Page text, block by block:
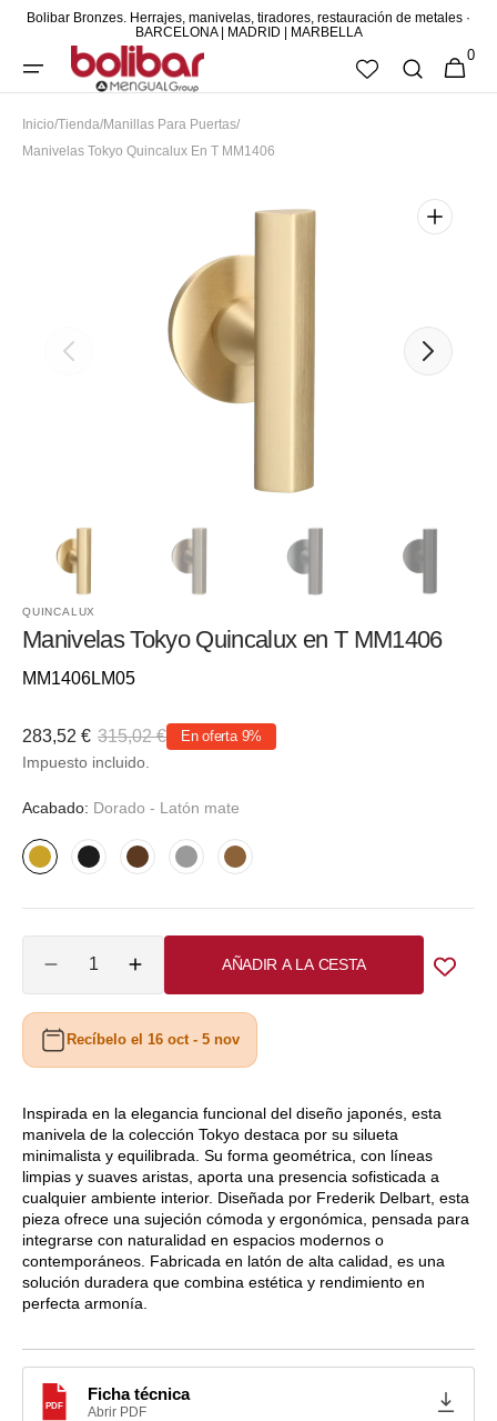
CONTENIDO
Bolibar Bronzes. Herrajes, manivelas, tiradores, restauración de metales ·
BARCELONA | MADRID | MARBELLA
CESTA
0
Inicio/Tienda/Manillas Para Puertas/
Manivelas Tokyo Quincalux En T MM1406
Abrir
destacado
QUINCALUX
Manivelas Tokyo Quincalux en T MM1406
Referencia::
MM1406LM05
Precio
de
venta
283,52 €
Precio
315,02 € En oferta 9%
Impuesto incluido.
Acabado: Dorado - Latón mate
Dorado
Latón
mate
Negro
Mate
texturizado
BroncePlateado
Níquel
satinado
Bronce
Mate
Reducir
cantidad
para
Manivelas
Tokyo
en
T
MM1406
Aumentar
cantidad
para
Manivelas
Tokyo
en
T
MM1406
AÑADIR A LA CESTA
Recíbelo el 16 oct - 5 nov
Inspirada en la elegancia funcional del diseño japonés, esta
manivela de la colección Tokyo destaca por su silueta
minimalista y equilibrada. Su forma geométrica, con líneas
limpias y suaves aristas, aporta una presencia sofisticada a
cualquier ambiente interior. Diseñada por Frederik Delbart, esta
pieza ofrece una sujeción cómoda y ergonómica, pensada para
integrarse con naturalidad en espacios modernos o
contemporáneos. Fabricada en latón de alta calidad, es una
solución duradera que combina estética y rendimiento en
perfecta armonía.
PDF
Ficha técnica
Abrir PDF